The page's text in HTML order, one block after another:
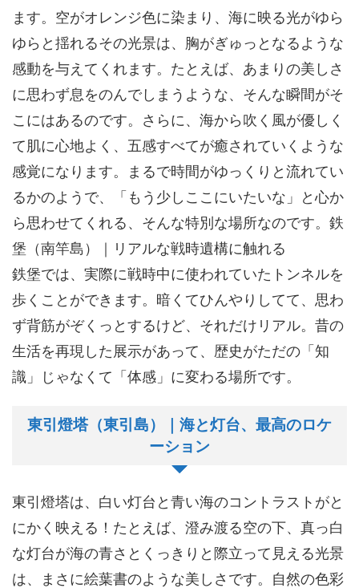
ます。空がオレンジ色に染まり、海に映る光がゆら
ゆらと揺れるその光景は、胸がぎゅっとなるような
感動を与えてくれます。たとえば、あまりの美しさ
に思わず息をのんでしまうような、そんな瞬間がそ
こにはあるのです。さらに、海から吹く風が優しく
て肌に心地よく、五感すべてが癒されていくような
感覚になります。まるで時間がゆっくりと流れてい
るかのようで、「もう少しここにいたいな」と心か
ら思わせてくれる、そんな特別な場所なのです。鉄
堡（南竿島）｜リアルな戦時遺構に触れる
鉄堡では、実際に戦時中に使われていたトンネルを
歩くことができます。暗くてひんやりしてて、思わ
ず背筋がぞくっとするけど、それだけリアル。昔の
生活を再現した展示があって、歴史がただの「知
識」じゃなくて「体感」に変わる場所です。
東引燈塔（東引島）｜海と灯台、最高のロケ
ーション
東引燈塔は、白い灯台と青い海のコントラストがと
にかく映える！たとえば、澄み渡る空の下、真っ白
な灯台が海の青さとくっきりと際立って見える光景
は、まさに絵葉書のような美しさです。自然の色彩